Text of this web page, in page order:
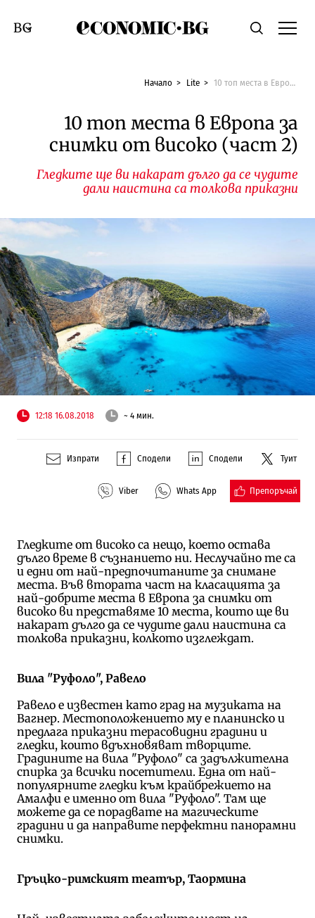
Economic.bgТърсене
Смяна на език
Начало Lite 10 топ места в Европа за снимки от високо (част 2)
10 топ места в Европа за
снимки от високо (част 2)
Гледките ще ви накарат дълго да се чудите
дали наистина са толкова приказни
12:18 16.08.2018 ~ 4 мин.
Изпрати Сподели Сподели Туит
Viber Whats App Препоръчай
Гледките от високо са нещо, което остава
дълго време в съзнанието ни. Неслучайно те са
и едни от най-предпочитаните за снимане
места. Във втората част на класацията за
най-добрите места в Европа за снимки от
високо ви представяме 10 места, които ще ви
накарат дълго да се чудите дали наистина са
толкова приказни, колкото изглеждат.
Вила "Руфоло", Равело
Равело е известен като град на музиката на
Вагнер. Местоположението му е планинско и
предлага приказни терасовидни градини и
гледки, които вдъхновяват творците.
Градините на вила "Руфоло" са задължителна
спирка за всички посетители. Една от най-
популярните гледки към крайбрежието на
Амалфи е именно от вила "Руфоло". Там ще
можете да се порадвате на магическите
градини и да направите перфектни панорамни
снимки.
Гръцко-римският театър, Таормина